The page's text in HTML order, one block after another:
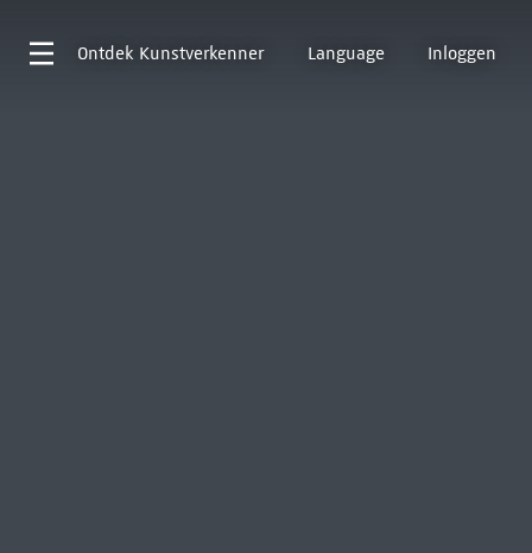
Ontdek Kunstverkenner Language Inloggen